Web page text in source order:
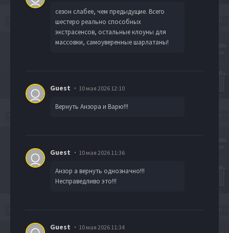
сезон слабее, чем предыдущие. Всего
шестеро реально способных
экстрасенсов, остальные клоуны для
массовки, самоуверенные шарлатаны!
Guest 10 мая 2026 12:10
Вернуть Анзора и Варю!!!
Guest 10 мая 2026 11:36
Анзор а вернуть однозначно!!!
Несправедливо это!!!
Guest 10 мая 2026 11:34